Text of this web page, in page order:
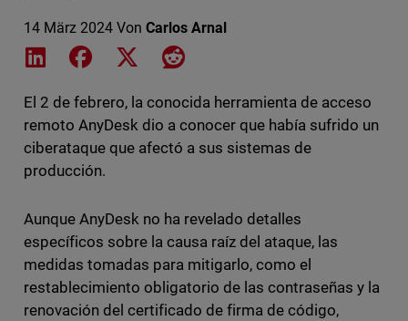
14 März 2024 Von Carlos Arnal
Share on LinkedIn
Share on Facebook
Share on XShare on Reddit
El 2 de febrero, la conocida herramienta de acceso
remoto AnyDesk dio a conocer que había sufrido un
ciberataque que afectó a sus sistemas de
producción.
Aunque AnyDesk no ha revelado detalles
específicos sobre la causa raíz del ataque, las
medidas tomadas para mitigarlo, como el
restablecimiento obligatorio de las contraseñas y la
renovación del certificado de firma de código,